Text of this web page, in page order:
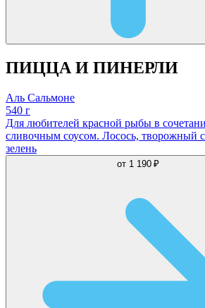
ПИЦЦА И ПИНЕРЛИ
Аль Сальмоне
540 г
Для любителей красной рыбы в
сливочным соусом. Лосось, творожный
зелень
от 1 190 ₽